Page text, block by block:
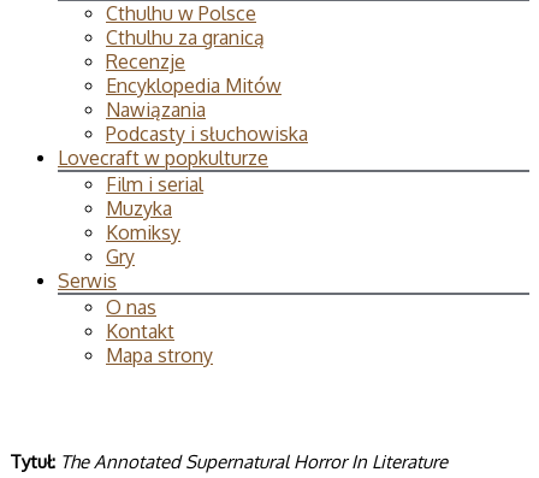
Cthulhu w Polsce
Cthulhu za granicą
Recenzje
Encyklopedia Mitów
Nawiązania
Podcasty i słuchowiska
Lovecraft w popkulturze
Film i serial
Muzyka
Komiksy
Gry
Serwis
O nas
Kontakt
Mapa strony
Tytuł: The Annotated Supernatural Horror In Literature